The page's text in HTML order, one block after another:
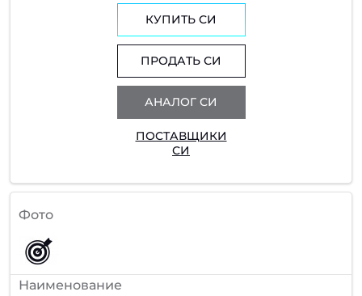
КУПИТЬ СИ
ПРОДАТЬ СИ
АНАЛОГ СИ
ПОСТАВЩИКИ
СИ
Фото
Наименование